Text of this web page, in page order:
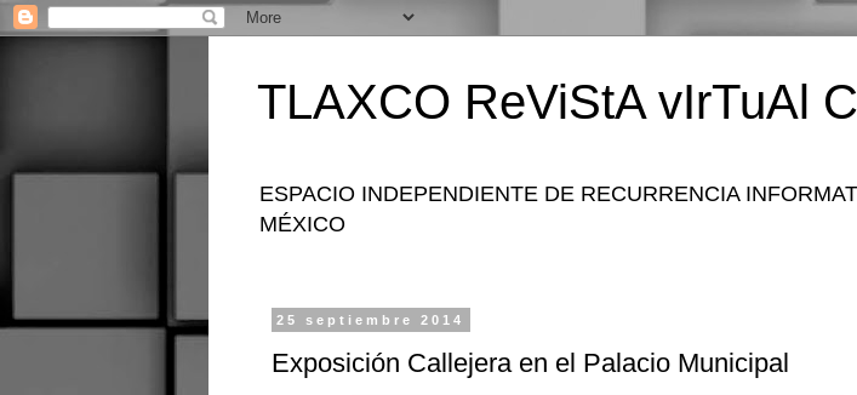
TLAXCO ReViStA vIrTuAl
ESPACIO INDEPENDIENTE DE RECURRENCIA
MÉXICO
25 septiembre 2014
Exposición Callejera en el Palacio Municipal